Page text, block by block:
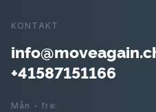
KONTAKT
+41587151166
Mån - fre: